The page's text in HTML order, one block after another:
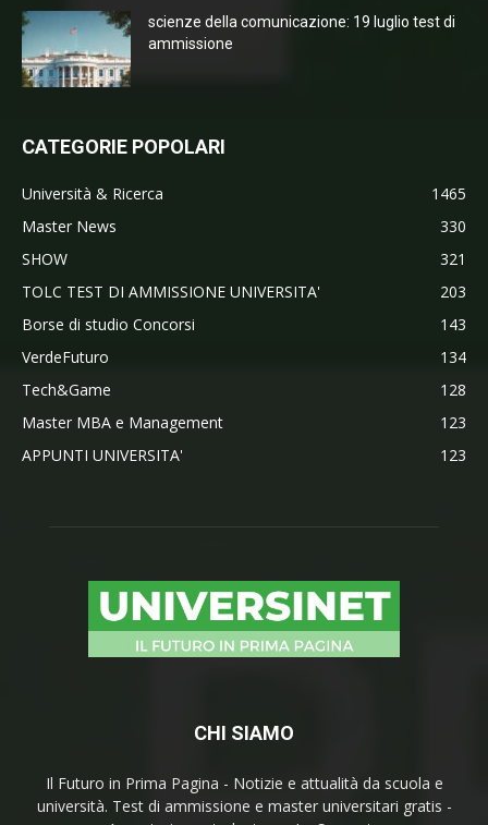
scienze della comunicazione: 19 luglio test di
ammissione
CATEGORIE POPOLARI
Università & Ricerca
1465
Master News
330
SHOW
321
TOLC TEST DI AMMISSIONE UNIVERSITA'
203
Borse di studio Concorsi
143
VerdeFuturo
134
Tech&Game
128
Master MBA e Management
123
APPUNTI UNIVERSITA'
123
CHI SIAMO
Il Futuro in Prima Pagina - Notizie e attualità da scuola e
università. Test di ammissione e master universitari gratis -